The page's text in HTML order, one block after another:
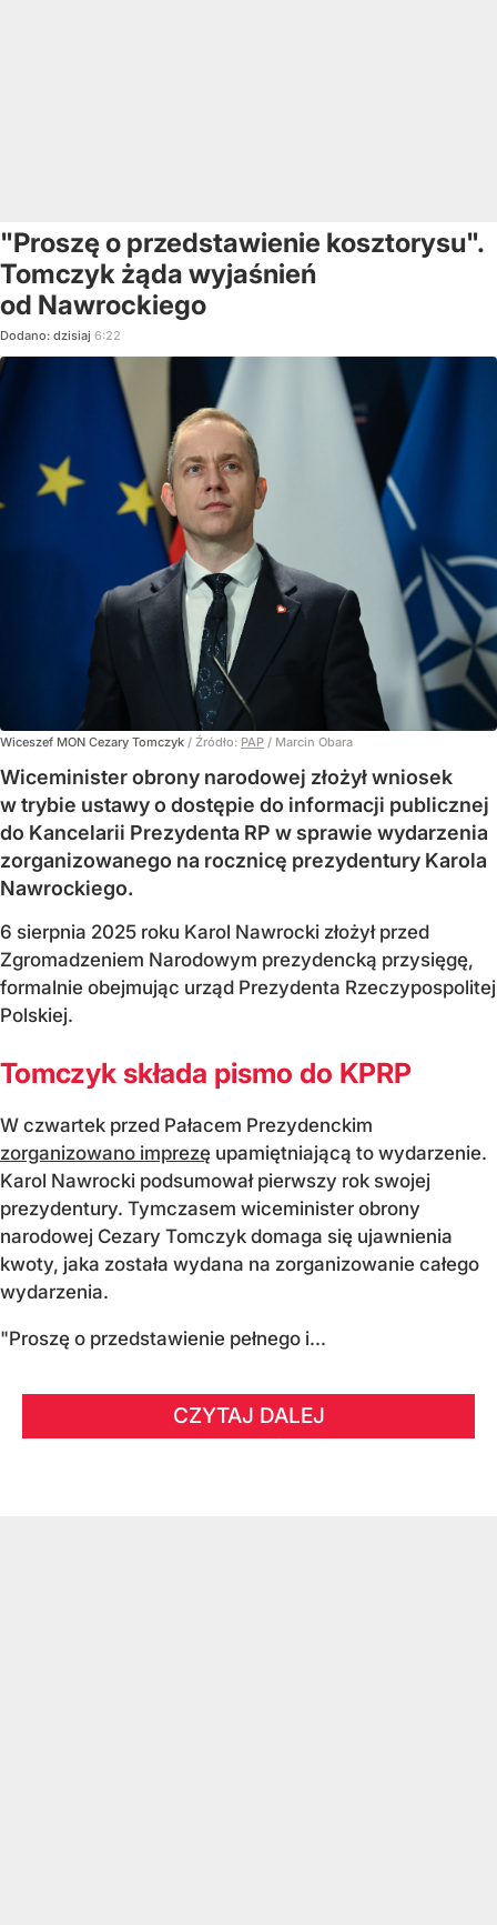
"Proszę o przedstawienie kosztorysu".
Tomczyk żąda wyjaśnień
od Nawrockiego
Dodano: dzisiaj 6:22
Wiceszef MON Cezary Tomczyk / Źródło: PAP / Marcin Obara
Wiceminister obrony narodowej złożył wniosek
w trybie ustawy o dostępie do informacji publicznej
do Kancelarii Prezydenta RP w sprawie wydarzenia
zorganizowanego na rocznicę prezydentury Karola
Nawrockiego.
6 sierpnia 2025 roku Karol Nawrocki złożył przed
Zgromadzeniem Narodowym prezydencką przysięgę,
formalnie obejmując urząd Prezydenta Rzeczypospolitej
Polskiej.
Tomczyk składa pismo do KPRP
W czwartek przed Pałacem Prezydenckim
zorganizowano imprezę upamiętniającą to wydarzenie.
Karol Nawrocki podsumował pierwszy rok swojej
prezydentury. Tymczasem wiceminister obrony
narodowej Cezary Tomczyk domaga się ujawnienia
kwoty, jaka została wydana na zorganizowanie całego
wydarzenia.
"Proszę o przedstawienie pełnego i...
CZYTAJ DALEJ